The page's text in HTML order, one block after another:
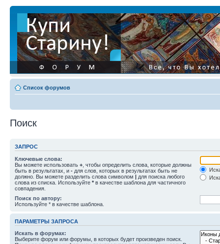
Список форумов
Поиск
ЗАПРОС
Ключевые слова:
Вы можете использовать + , чтобы определить слова, которые должны
быть в результатах, и - для слов, которых в результатах быть не
должно. Вы можете разделить слова символом | для поиска любого
слова из списка. Используйте * в качестве шаблона для частичного
совпадения.
Поиск по автору:
Используйте * в качестве шаблона.
ПАРАМЕТРЫ ЗАПРОСА
Искать в форумах:
Выберите форум или форумы, в которых будет произведен поиск.